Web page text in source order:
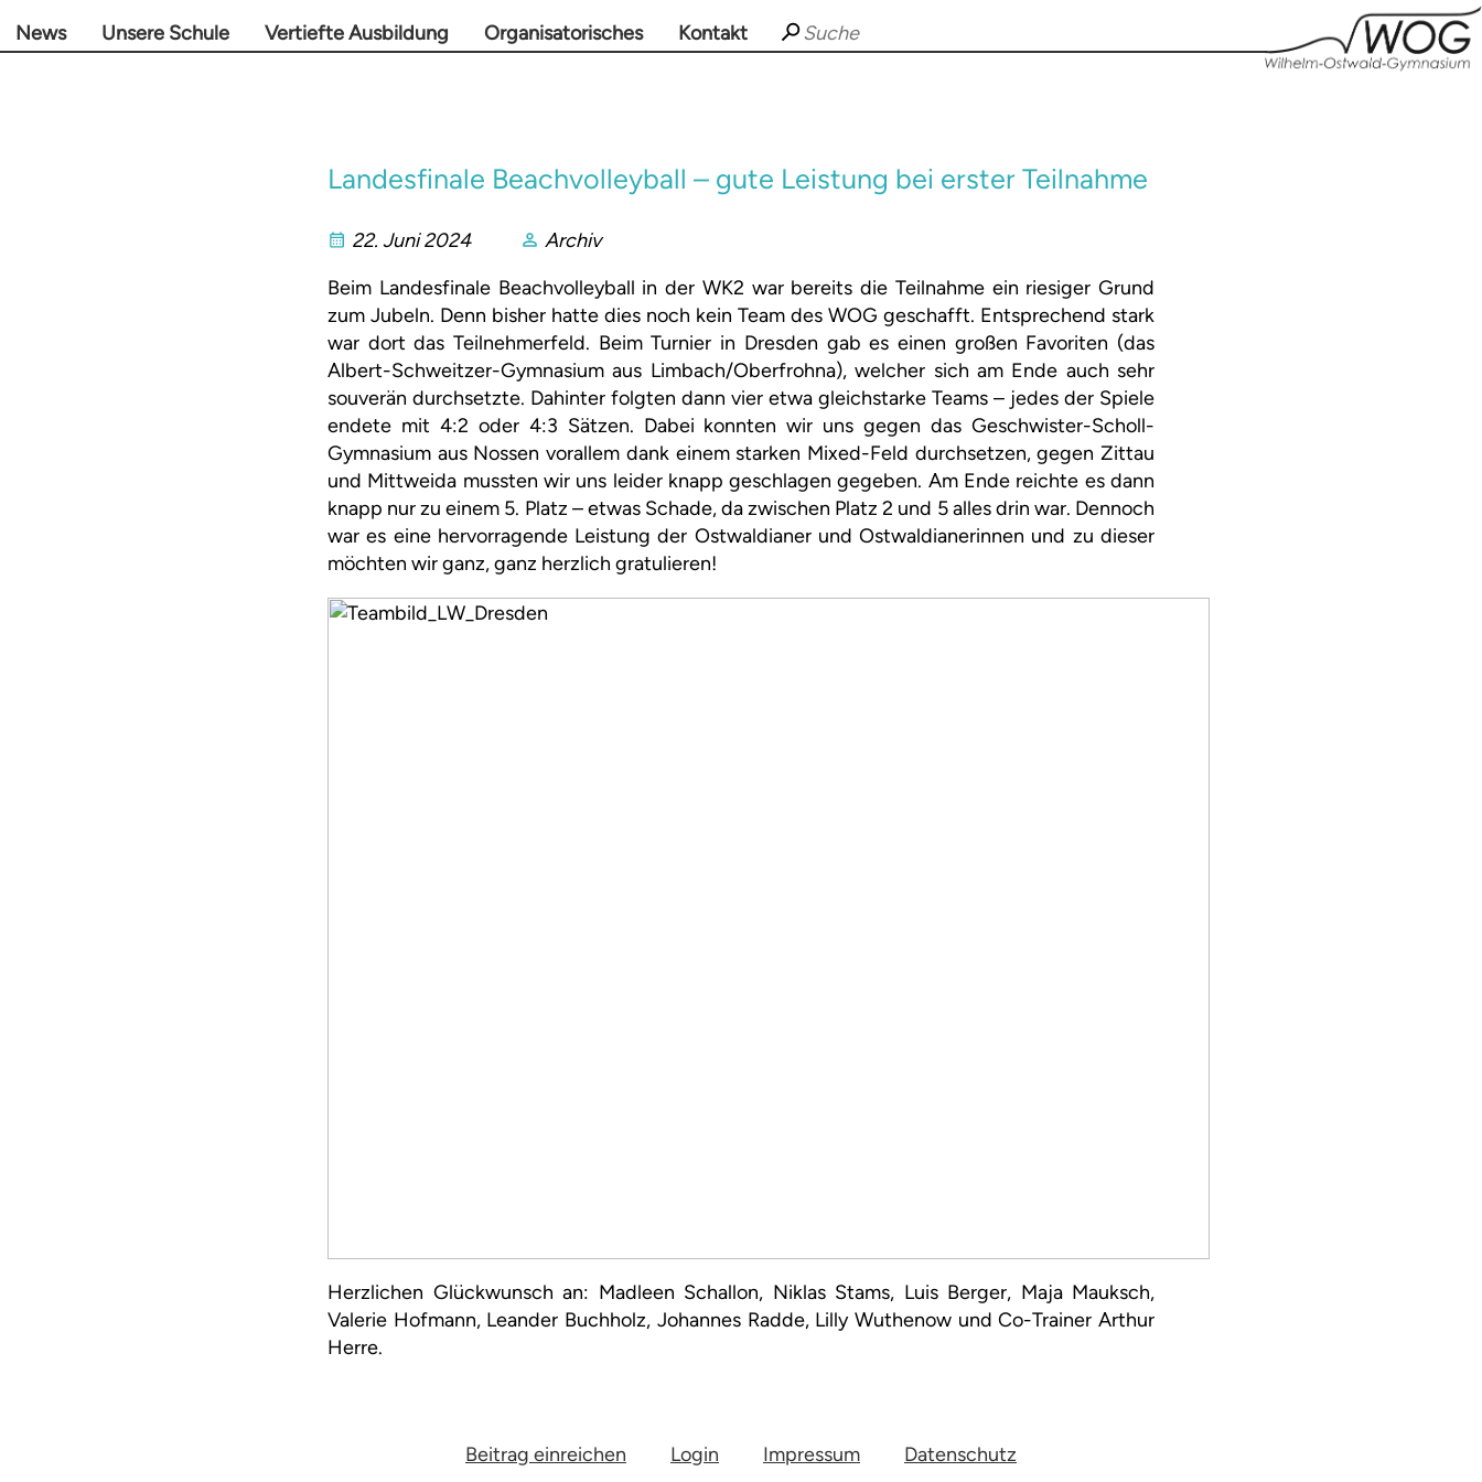
News Unsere Schule Vertiefte Ausbildung Organisatorisches Kontakt
Landesfinale Beachvolleyball – gute Leistung bei erster Teilnahme
22. Juni 2024
Archiv
Beim Landesfinale Beachvolleyball in der WK2 war bereits die Teilnahme ein riesiger Grund
zum Jubeln. Denn bisher hatte dies noch kein Team des WOG geschafft. Entsprechend stark
war dort das Teilnehmerfeld. Beim Turnier in Dresden gab es einen großen Favoriten (das
Albert-Schweitzer-Gymnasium aus Limbach/Oberfrohna), welcher sich am Ende auch sehr
souverän durchsetzte. Dahinter folgten dann vier etwa gleichstarke Teams – jedes der Spiele
endete mit 4:2 oder 4:3 Sätzen. Dabei konnten wir uns gegen das Geschwister-Scholl-
Gymnasium aus Nossen vorallem dank einem starken Mixed-Feld durchsetzen, gegen Zittau
und Mittweida mussten wir uns leider knapp geschlagen gegeben. Am Ende reichte es dann
knapp nur zu einem 5. Platz – etwas Schade, da zwischen Platz 2 und 5 alles drin war. Dennoch
war es eine hervorragende Leistung der Ostwaldianer und Ostwaldianerinnen und zu dieser
möchten wir ganz, ganz herzlich gratulieren!
Herzlichen Glückwunsch an: Madleen Schallon, Niklas Stams, Luis Berger, Maja Mauksch,
Valerie Hofmann, Leander Buchholz, Johannes Radde, Lilly Wuthenow und Co-Trainer Arthur
Herre.
Beitrag einreichen Login Impressum Datenschutz